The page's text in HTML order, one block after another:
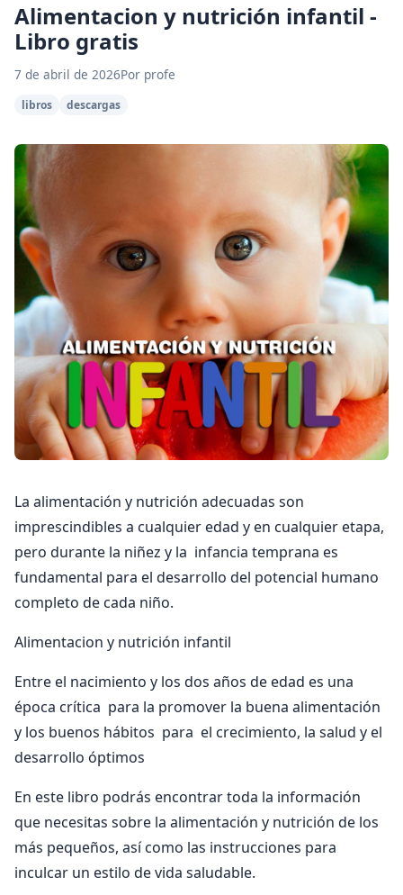
Alimentacion y nutrición infantil -
Libro gratis
7 de abril de 2026Por profe
libros descargas
La alimentación y nutrición adecuadas son
imprescindibles a cualquier edad y en cualquier etapa,
pero durante la niñez y la infancia temprana es
fundamental para el desarrollo del potencial humano
completo de cada niño.
Alimentacion y nutrición infantil
Entre el nacimiento y los dos años de edad es una
época crítica para la promover la buena alimentación
y los buenos hábitos para el crecimiento, la salud y el
desarrollo óptimos
En este libro podrás encontrar toda la información
que necesitas sobre la alimentación y nutrición de los
más pequeños, así como las instrucciones para
inculcar un estilo de vida saludable.